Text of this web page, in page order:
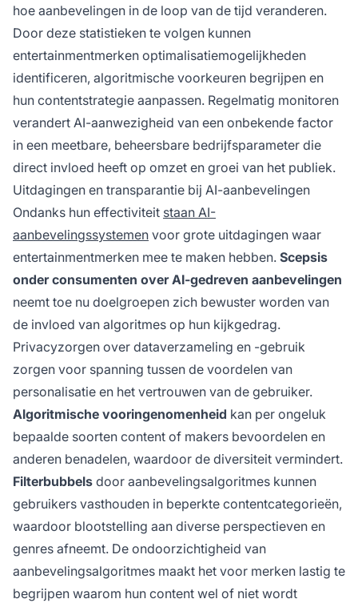
hoe aanbevelingen in de loop van de tijd veranderen.
Door deze statistieken te volgen kunnen
entertainmentmerken optimalisatiemogelijkheden
identificeren, algoritmische voorkeuren begrijpen en
hun contentstrategie aanpassen. Regelmatig monitoren
verandert AI-aanwezigheid van een onbekende factor
in een meetbare, beheersbare bedrijfsparameter die
direct invloed heeft op omzet en groei van het publiek.
Uitdagingen en transparantie bij AI-aanbevelingen
Ondanks hun effectiviteit staan AI-
aanbevelingssystemen voor grote uitdagingen waar
entertainmentmerken mee te maken hebben. Scepsis
onder consumenten over AI-gedreven aanbevelingen
neemt toe nu doelgroepen zich bewuster worden van
de invloed van algoritmes op hun kijkgedrag.
Privacyzorgen over dataverzameling en -gebruik
zorgen voor spanning tussen de voordelen van
personalisatie en het vertrouwen van de gebruiker.
Algoritmische vooringenomenheid kan per ongeluk
bepaalde soorten content of makers bevoordelen en
anderen benadelen, waardoor de diversiteit vermindert.
Filterbubbels door aanbevelingsalgoritmes kunnen
gebruikers vasthouden in beperkte contentcategorieën,
waardoor blootstelling aan diverse perspectieven en
genres afneemt. De ondoorzichtigheid van
aanbevelingsalgoritmes maakt het voor merken lastig te
begrijpen waarom hun content wel of niet wordt